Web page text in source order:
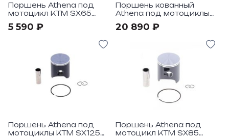
Поршень Athena под
мотоцикл KTM SX65
5 590 ₽
Поршень кованный
Athena под мотоциклы
20 890 ₽
Поршень Athena под
мотоциклы KTM SX125
Поршень Athena под
мотоцикл KTM SX85